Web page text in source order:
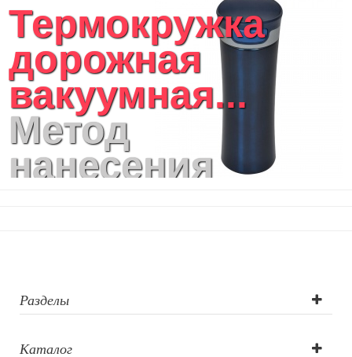
Термокружка
дорожная
вакуумная...
Метод
нанесения
см2, Лазерная
гравировка
Разделы
Каталог